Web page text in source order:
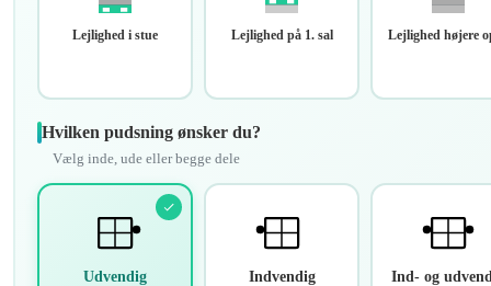
Lejlighed i stue Lejlighed på 1. sal Lejlighed højere
Hvilken pudsning ønsker du?
Vælg inde, ude eller begge dele
Udvendig Indvendig Ind- og